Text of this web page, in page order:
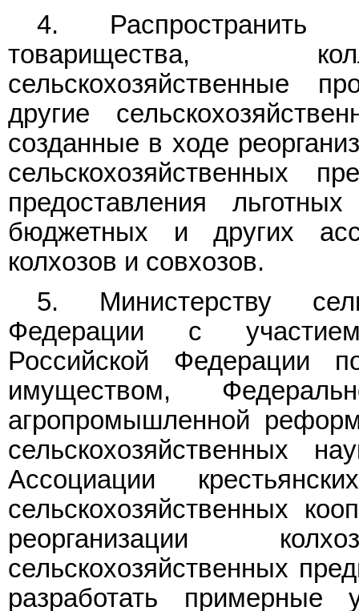
4. Распространить
товарищества,
сельскохозяйственные
другие
созданные в ходе
сельскохозяйственных
предоставления
бюджетных и других
колхозов и совхозов.
5. Министерству
Федерации с участием
Российской Федерации
имуществом,
агропромышленной
сельскохозяйственных
Ассоциации
сельскохозяйственных
реорганизации
сельскохозяйственных
разработать